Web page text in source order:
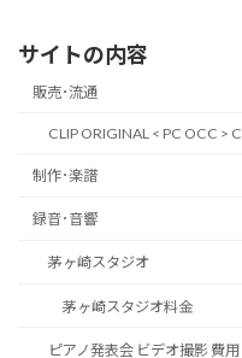
サイトの内容
販売･流通
CLIP ORIGINAL < PC OCC >
制作･楽譜
録音･音響
茅ヶ崎スタジオ
茅ヶ崎スタジオ料金
ピアノ発表会 ビデオ撮影 費用